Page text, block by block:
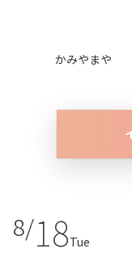
かみやまや
8/18Tue